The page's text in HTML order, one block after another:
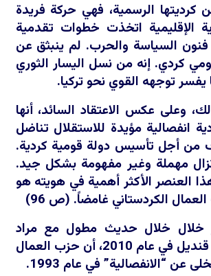
كرديتها الرسمية، فهي حركة فريدة
الإقليمية اتخذت خطوات تقدمية
السياسة والحرب. لم ينبثق عن
كردي. إنه من نسل اليسار الثوري
يفسر توجهه القوي نحو تركيا.
وعلى عكس الاعتقاد السائد، أنها
انفصالية مؤيدة للاستقلال تناضل
من أجل تأسيس دولة قومية كردية.
مهملة وغير مفهومة بشكل جيد.
العنصر الأكثر أهمية في هويته هو
الكردستاني غامضاً. (ص 96)
خلال خلال حديث مطول مع مراد
قرايلان في جبل قنديل في عام 2010، أن حزب العمال
عن “الانفصالية” في عام 1993.